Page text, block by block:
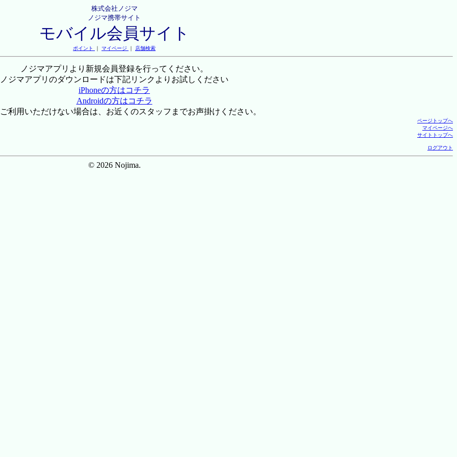
株式会社ノジマ
ノジマ携帯サイト
モバイル会員サイト
ポイント ｜ マイページ ｜ 店舗検索
ノジマアプリより新規会員登録を行ってください。
ノジマアプリのダウンロードは下記リンクよりお試しください
iPhoneの方はコチラ
Androidの方はコチラ
利用いただけない場合は、お近くのスタッフまでお声掛けください。
ページトップへ
マイページへ
サイトトップへ
ログアウト
© 2026 Nojima.